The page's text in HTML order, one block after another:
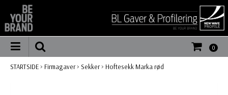
0
STARTSIDE> Firmagaver> Sekker> Hoftesekk Marka rød